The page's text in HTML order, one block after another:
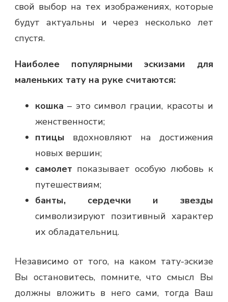
свой выбор на тех изображениях, которые
будут актуальны и через несколько лет
спустя.
Наиболее популярными эскизами для
маленьких тату на руке считаются:
кошка– это символ грации, красоты и
женственности;
птицы вдохновляют на достижения
новых вершин;
самолет показывает особую любовь к
путешествиям;
банты, сердечки и звезды
символизируют позитивный характер
их обладательниц.
Независимо от того, на каком тату-эскизе
Вы остановитесь, помните, что смысл Вы
должны вложить в него сами, тогда Ваш